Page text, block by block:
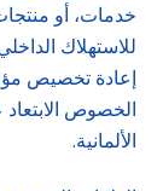
خدمات، أو
للاستهلاك
إعادة تخصيص
الخصوص
الألمانية.